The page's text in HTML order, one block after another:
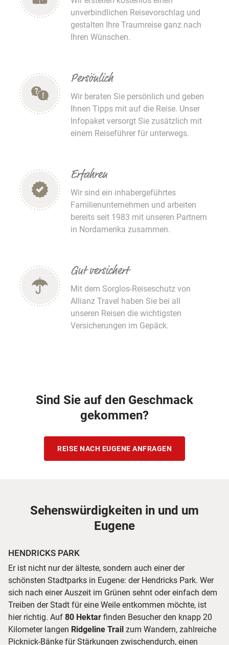
unverbindlichen Reisevorschlag und
gestalten Ihre Traumreise ganz nach
Ihren Wünschen.
Persönlich
Wir beraten Sie persönlich und geben
Ihnen Tipps mit auf die Reise. Unser
Infopaket versorgt Sie zusätzlich mit
einem Reiseführer für unterwegs.
Erfahren
Wir sind ein inhabergeführtes
Familienunternehmen und arbeiten
bereits seit 1983 mit unseren Partnern
in Nordamerika zusammen.
Gut versichert
Mit dem Sorglos-Reiseschutz von
Allianz Travel haben Sie bei all
unseren Reisen die wichtigsten
Versicherungen im Gepäck.
Sind Sie auf den Geschmack
gekommen?
REISE NACH EUGENE ANFRAGEN
Sehenswürdigkeiten in und um
Eugene
HENDRICKS PARK
Er ist nicht nur der älteste, sondern auch einer der
schönsten Stadtparks in Eugene: der Hendricks Park. Wer
sich nach einer Auszeit im Grünen sehnt oder einfach dem
Treiben der Stadt für eine Weile entkommen möchte, ist
hier richtig. Auf 80 Hektar finden Besucher den knapp 20
Kilometer langen Ridgeline Trail zum Wandern, zahlreiche
Picknick-Bänke für Stärkungen zwischendurch, einen